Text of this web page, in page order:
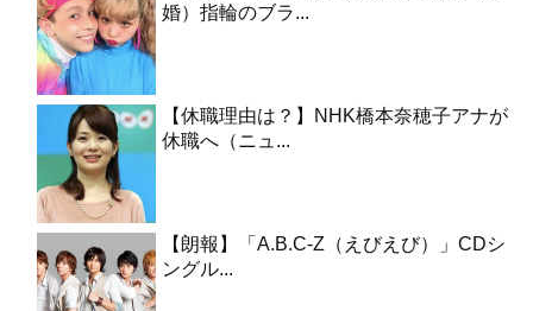
婚）指輪のブラ...
【休職理由は？】NHK橋本奈穂子アナが
休職へ（ニュ...
【朗報】「A.B.C-Z（えびえび）」CDシ
ングル...